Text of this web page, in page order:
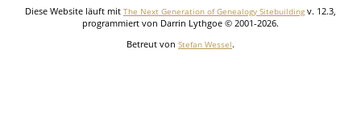
Diese Website läuft mit The Next Generation of Genealogy Sitebuilding v. 12.3,
programmiert von Darrin Lythgoe © 2001-2026.
Betreut von Stefan Wessel.